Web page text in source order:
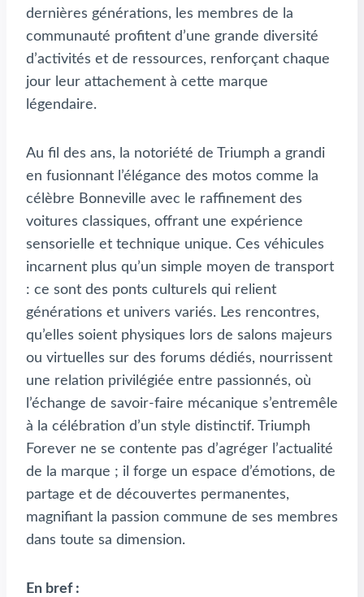
dernières générations, les membres de la
communauté profitent d’une grande diversité
d’activités et de ressources, renforçant chaque
jour leur attachement à cette marque
légendaire.
Au fil des ans, la notoriété de Triumph a grandi
en fusionnant l’élégance des motos comme la
célèbre Bonneville avec le raffinement des
voitures classiques, offrant une expérience
sensorielle et technique unique. Ces véhicules
incarnent plus qu’un simple moyen de transport
: ce sont des ponts culturels qui relient
générations et univers variés. Les rencontres,
qu’elles soient physiques lors de salons majeurs
ou virtuelles sur des forums dédiés, nourrissent
une relation privilégiée entre passionnés, où
l’échange de savoir-faire mécanique s’entremêle
à la célébration d’un style distinctif. Triumph
Forever ne se contente pas d’agréger l’actualité
de la marque ; il forge un espace d’émotions, de
partage et de découvertes permanentes,
magnifiant la passion commune de ses membres
dans toute sa dimension.
En bref :